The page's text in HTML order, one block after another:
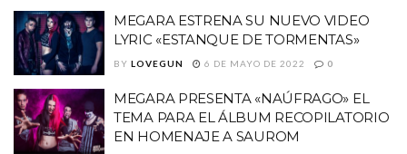
MEGARA ESTRENA SU NUEVO VIDEO
LYRIC «ESTANQUE DE TORMENTAS»
BY LOVEGUN 6 DE MAYO DE 2022 0
MEGARA PRESENTA «NAÚFRAGO» EL
TEMA PARA EL ÁLBUM RECOPILATORIO
EN HOMENAJE A SAUROM